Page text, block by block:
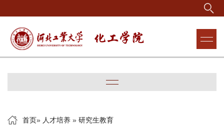
首页» 人才培养 » 研究生教育